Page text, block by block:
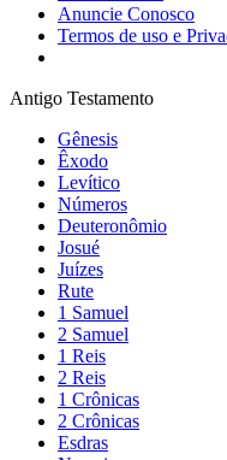
Anuncie Conosco
Termos de uso e
Antigo Testamento
Gênesis
Êxodo
Levítico
Números
Deuteronômio
Josué
Juízes
Rute
1 Samuel
2 Samuel
1 Reis
2 Reis
1 Crônicas
2 Crônicas
Esdras